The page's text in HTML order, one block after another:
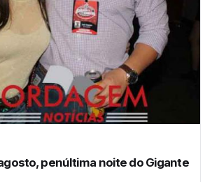
penúltima noite do Gigante